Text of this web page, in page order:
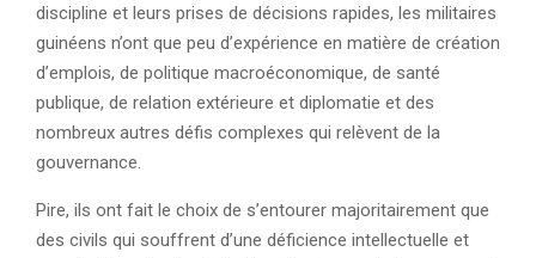
discipline et leurs prises de décisions rapides, les militaires
guinéens n’ont que peu d’expérience en matière de création
d’emplois, de politique macroéconomique, de santé
publique, de relation extérieure et diplomatie et des
nombreux autres défis complexes qui relèvent de la
gouvernance.
Pire, ils ont fait le choix de s’entourer majoritairement que
des civils qui souffrent d’une déficience intellectuelle et